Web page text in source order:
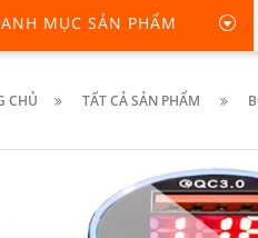
MỤC SẢN PHẨM
CHỦ TẤT CẢ SẢN PHẨM